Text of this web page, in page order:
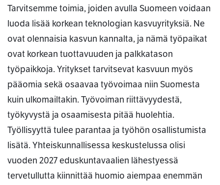
Tarvitsemme toimia, joiden avulla Suomeen voidaan
luoda lisää korkean teknologian kasvuyrityksiä. Ne
ovat olennaisia kasvun kannalta, ja nämä työpaikat
ovat korkean tuottavuuden ja palkkatason
työpaikkoja. Yritykset tarvitsevat kasvuun myös
pääomia sekä osaavaa työvoimaa niin Suomesta
kuin ulkomailtakin. Työvoiman riittävyydestä,
työkyvystä ja osaamisesta pitää huolehtia.
Työllisyyttä tulee parantaa ja työhön osallistumista
lisätä. Yhteiskunnallisessa keskustelussa olisi
vuoden 2027 eduskuntavaalien lähestyessä
tervetullutta kiinnittää huomio aiempaa enemmän